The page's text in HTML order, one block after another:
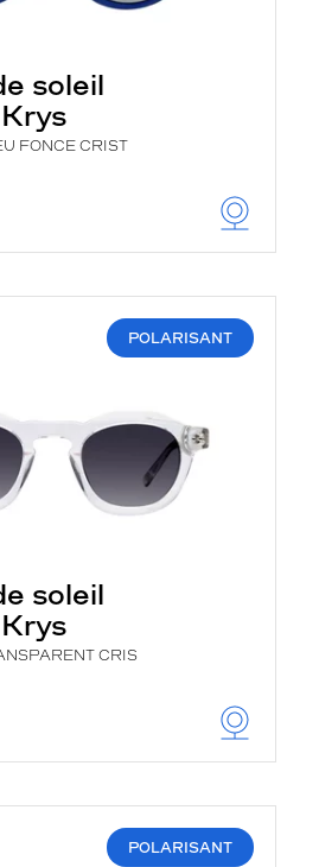
soleil
FONCE CRIST
POLARISANT
soleil
CRIS
POLARISANT